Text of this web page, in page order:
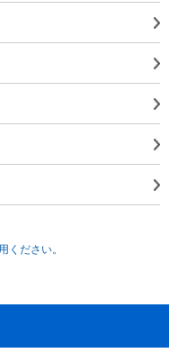
ください。